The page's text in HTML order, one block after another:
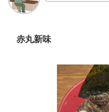
赤丸新味